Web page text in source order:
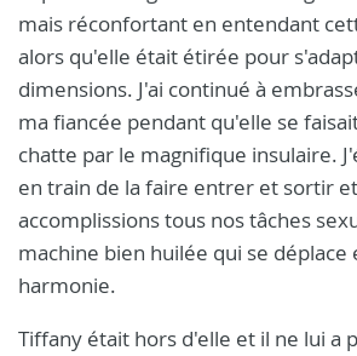
mais réconfortant en entendant
alors qu'elle était étirée pour
dimensions. J'ai continué à
ma fiancée pendant qu'elle se
chatte par le magnifique insulaire.
en train de la faire entrer et sortir
accomplissions tous nos tâches
machine bien huilée qui se déplace
harmonie.
Tiffany était hors d'elle et il ne lui a